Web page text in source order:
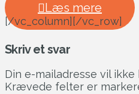
Læs mere
[/vc_column][/vc_row]
Skriv et svar
Din e-mailadresse vil
Krævede felter er